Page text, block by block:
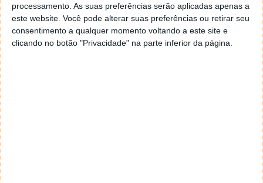
processamento. As suas preferências serão aplicadas apenas a
este website. Você pode alterar suas preferências ou retirar seu
consentimento a qualquer momento voltando a este site e
clicando no botão "Privacidade" na parte inferior da página.